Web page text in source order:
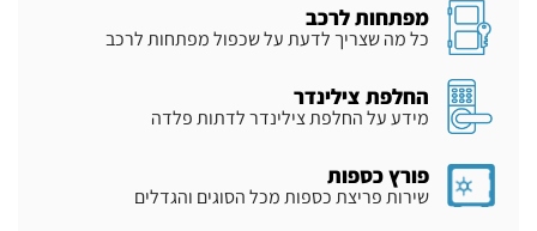
מפתחות לרכב
כל מה שצריך לדעת על שכפול מפתחות לרכב
החלפת צילינדר
מידע על החלפת צילינדר לדתות פלדה
פורץ כספות
שירות פריצת כספות מכל הסוגים והגדלים